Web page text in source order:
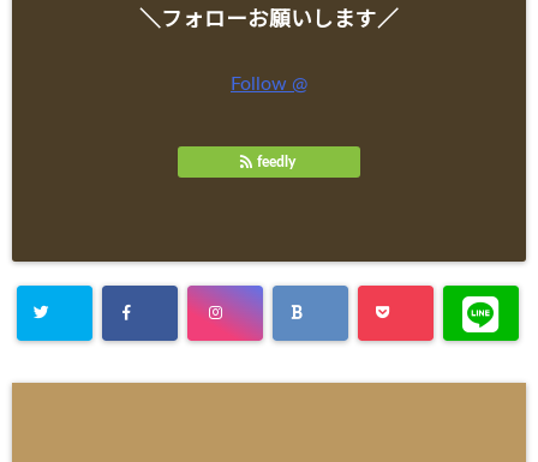
＼フォローお願いします／
Follow @
feedly